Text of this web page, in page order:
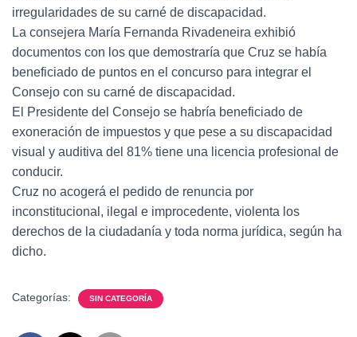
irregularidades de su carné de discapacidad.
La consejera María Fernanda Rivadeneira exhibió
documentos con los que demostraría que Cruz se había
beneficiado de puntos en el concurso para integrar el
Consejo con su carné de discapacidad.
El Presidente del Consejo se habría beneficiado de
exoneración de impuestos y que pese a su discapacidad
visual y auditiva del 81% tiene una licencia profesional de
conducir.
Cruz no acogerá el pedido de renuncia por
inconstitucional, ilegal e improcedente, violenta los
derechos de la ciudadanía y toda norma jurídica, según ha
dicho.
Categorías: SIN CATEGORÍA